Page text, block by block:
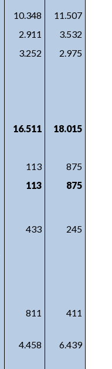
10.348
11.507
2.911
3.532
3.252
2.975
16.511 18.015
113
875
113 875
433 245
811 411
4.458 6.439